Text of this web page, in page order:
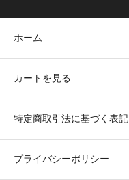
ホーム
カートを見る
特定商取引法に基づく表記
プライバシーポリシー